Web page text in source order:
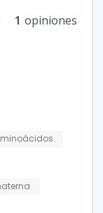
1 opiniones